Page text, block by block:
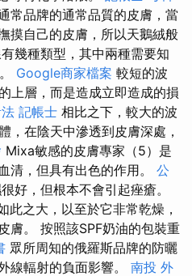
常品牌的通常品質的皮膚，當
摸自己的皮膚，所以天鵝絨般
幾種類型，其中兩種需要知
Google商家檔案 較短的波
上層，而是造成立即造成的損
記帳士 相比之下，較大的波
，在陰天中滲透到皮膚深處，
Mixa敏感的皮膚專家（5）是
清，但具有出色的作用。 公
好，但根本不會引起痤瘡。
此之大，以至於它非常乾燥，
膚。 按照該SPF奶油的包裝重
眾所周知的俄羅斯品牌的防曬
線輻射的負面影響。 南投 外